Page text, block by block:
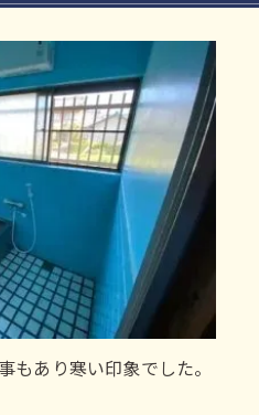
もあり寒い印象でした。